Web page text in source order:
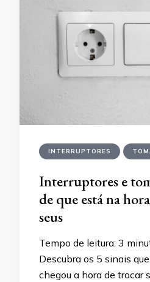
INTERRUPTORES
Interruptores e
de que está na
seus
Tempo de leitura: 3
Descubra os 5 sinais
chegou a hora de trocar